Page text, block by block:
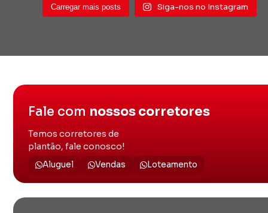
Carregar mais posts Siga-nos no Instagram
Fale com nossos corretores
Temos corretores de
plantão, fale conosco!
Aluguel Vendas Loteamento